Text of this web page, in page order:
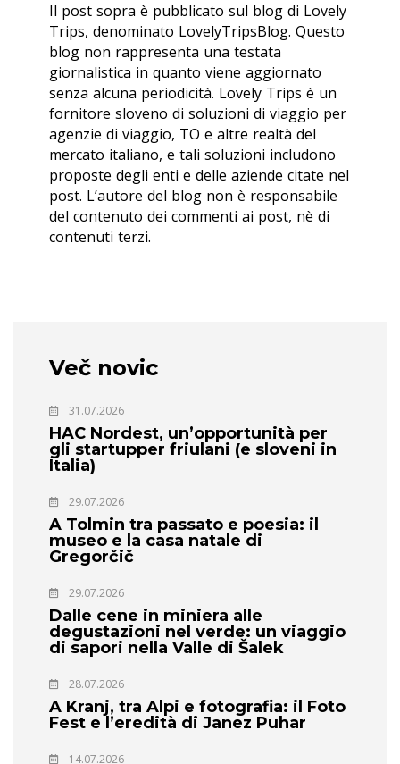
Il post sopra è pubblicato sul blog di Lovely
Trips, denominato LovelyTripsBlog. Questo
blog non rappresenta una testata
giornalistica in quanto viene aggiornato
senza alcuna periodicità. Lovely Trips è un
fornitore sloveno di soluzioni di viaggio per
agenzie di viaggio, TO e altre realtà del
mercato italiano, e tali soluzioni includono
proposte degli enti e delle aziende citate nel
post. L’autore del blog non è responsabile
del contenuto dei commenti ai post, nè di
contenuti terzi.
Več novic
31.07.2026
HAC Nordest, un’opportunità per
gli startupper friulani (e sloveni in
Italia)
29.07.2026
A Tolmin tra passato e poesia: il
museo e la casa natale di
Gregorčič
29.07.2026
Dalle cene in miniera alle
degustazioni nel verde: un viaggio
di sapori nella Valle di Šalek
28.07.2026
A Kranj, tra Alpi e fotografia: il Foto
Fest e l’eredità di Janez Puhar
14.07.2026